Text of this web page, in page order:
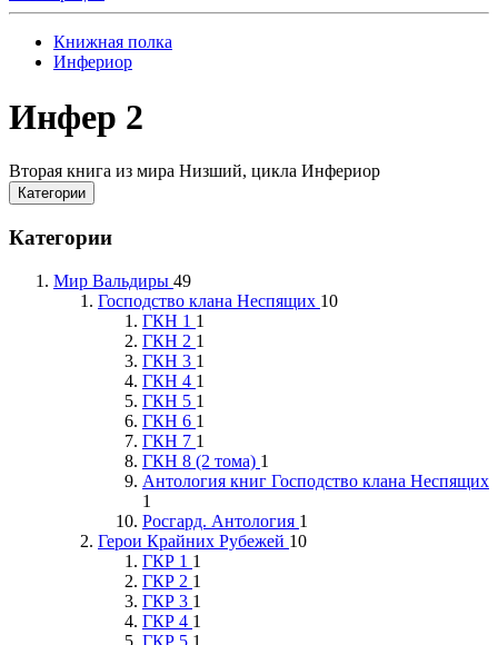
Книжная полка
Инфериор
Инфер 2
Вторая книга из мира Низший, цикла Инфериор
Категории
Категории
Мир Вальдиры 49
Господство клана Неспящих 10
ГКН 1 1
ГКН 2 1
ГКН 3 1
ГКН 4 1
ГКН 5 1
ГКН 6 1
ГКН 7 1
ГКН 8 (2 тома) 1
Антология книг Господство клана Неспящих
1
Росгард. Антология 1
Герои Крайних Рубежей 10
ГКР 1 1
ГКР 2 1
ГКР 3 1
ГКР 4 1
ГКР 5 1